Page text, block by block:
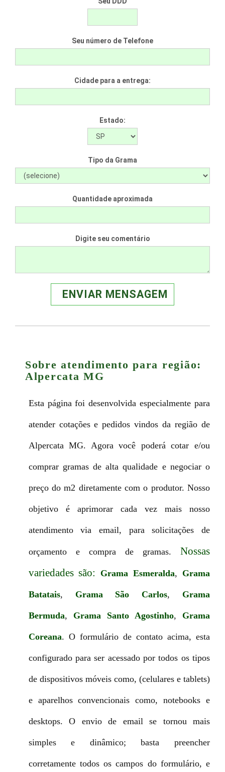
Seu número de Telefone
Cidade para a entrega:
Estado:
Tipo da Grama
Quantidade aproximada
Digite seu comentário
ENVIAR MENSAGEM
Sobre atendimento para região:
Alpercata MG
Esta página foi desenvolvida especialmente para
atender cotações e pedidos vindos da região de
Alpercata MG. Agora você poderá cotar e/ou
comprar gramas de alta qualidade e negociar o
preço do m2 diretamente com o produtor. Nosso
objetivo é aprimorar cada vez mais nosso
atendimento via email, para solicitações de
orçamento e compra de gramas. Nossas
variedades são:
Grama Esmeralda, Grama
Batatais, Grama São Carlos, Grama
Bermuda, Grama Santo Agostinho, Grama
Coreana. O formulário de contato acima, esta
configurado para ser acessado por todos os tipos
de dispositivos móveis como, (celulares e tablets)
e aparelhos convencionais como, notebooks e
desktops. O envio de email se tornou mais
simples e dinâmico; basta preencher
corretamente todos os campos do formulário, e